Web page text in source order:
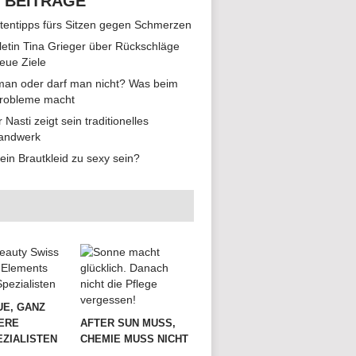
fürs Sitzen gegen Schmerzen
Tina Grieger über Rückschläge
Ziele
oder darf man nicht? Was beim
macht
Nasti zeigt sein traditionelles
Brautkleid zu sexy sein?
GANZ
AFTER SUN MUSS,
CHEMIE MUSS NICHT